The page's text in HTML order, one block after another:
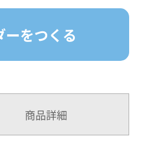
ーをつくる
商品詳細